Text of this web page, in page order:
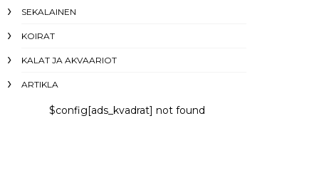
SEKALAINEN
KOIRAT
KALAT JA AKVAARIOT
ARTIKLA
$config[ads_kvadrat] not found